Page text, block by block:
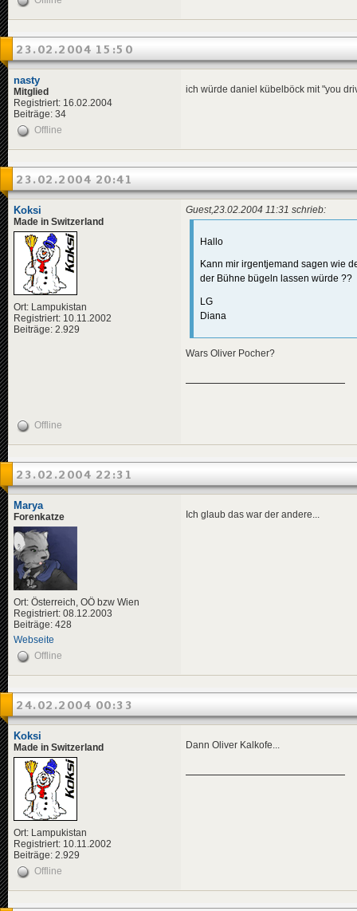
23.02.2004 15:50
nasty
Mitglied
Registriert: 16.02.2004
Beiträge: 34
ich würde daniel kübelböck mit "you
Offline
23.02.2004 20:41
Koksi
Made in Switzerland
Ort: Lampukistan
Registriert: 10.11.2002
Beiträge: 2.929
Guest,23.02.2004 11:31 schrieb:
Hallo
Kann mir irgentjemand sagen wie
der Bühne bügeln lassen würde ??
LG
Diana
Wars Oliver Pocher?
Offline
23.02.2004 22:31
Marya
Forenkatze
Ort: Österreich, OÖ bzw Wien
Registriert: 08.12.2003
Beiträge: 428
Webseite
Ich glaub das war der andere...
Offline
24.02.2004 00:33
Koksi
Made in Switzerland
Ort: Lampukistan
Registriert: 10.11.2002
Beiträge: 2.929
Dann Oliver Kalkofe...
Offline